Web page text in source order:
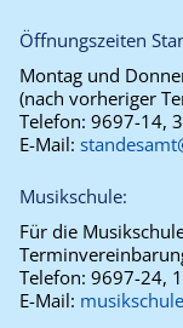
Öffnungszeiten
Montag und
(nach vorheriger
Telefon: 9697-14,
E-Mail:
Musikschule:
Für die
Telefon: 9697-24,
E-Mail: